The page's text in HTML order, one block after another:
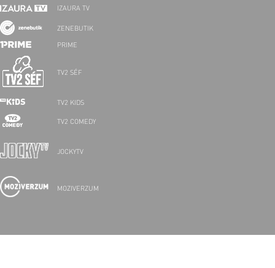
IZAURA TV
ZENEBUTIK
PRIME
TV2 SÉF
TV2 KIDS
TV2 COMEDY
JOCKYTV
MOZIVERZUM